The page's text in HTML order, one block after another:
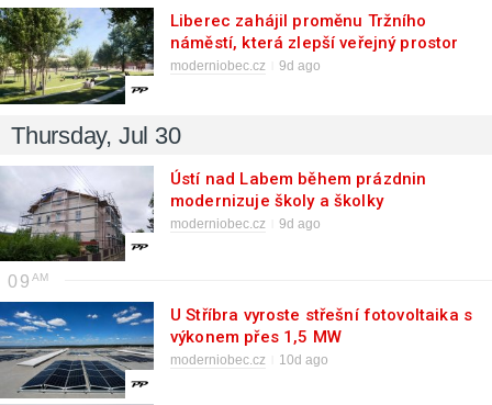
Liberec zahájil proměnu Tržního
náměstí, která zlepší veřejný prostor
moderniobec.cz 9d ago
Thursday, Jul 30
Ústí nad Labem během prázdnin
modernizuje školy a školky
moderniobec.cz 9d ago
09
U Stříbra vyroste střešní fotovoltaika s
výkonem přes 1,5 MW
moderniobec.cz 10d ago